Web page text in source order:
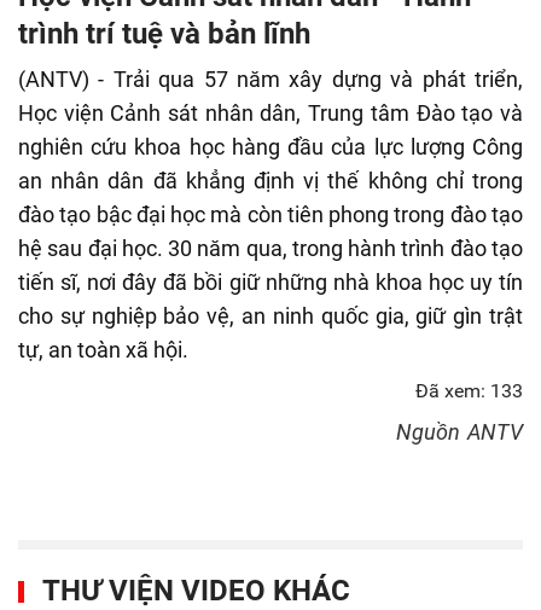
trình trí tuệ và bản lĩnh
(ANTV) - Trải qua 57 năm xây dựng và phát triển,
Học viện Cảnh sát nhân dân, Trung tâm Đào tạo và
nghiên cứu khoa học hàng đầu của lực lượng Công
an nhân dân đã khẳng định vị thế không chỉ trong
đào tạo bậc đại học mà còn tiên phong trong đào tạo
hệ sau đại học. 30 năm qua, trong hành trình đào tạo
tiến sĩ, nơi đây đã bồi giữ những nhà khoa học uy tín
cho sự nghiệp bảo vệ, an ninh quốc gia, giữ gìn trật
tự, an toàn xã hội.
Đã xem: 133
Nguồn ANTV
THƯ VIỆN VIDEO KHÁC